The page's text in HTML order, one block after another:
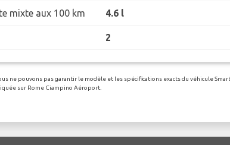
mixte aux 100 km 4.6 l
2
ne pouvons pas garantir le modèle et les spécifications exacts du véhicule
sur Rome Ciampino Aéroport.